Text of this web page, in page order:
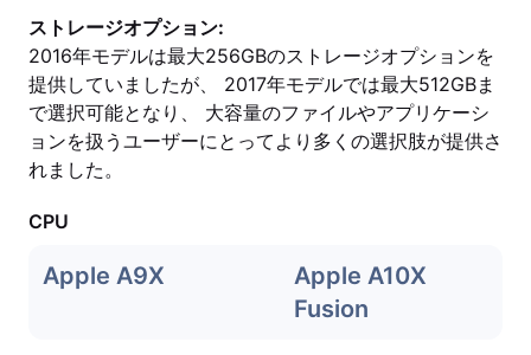
ストレージオプション:
2016年モデルは最大256GBのストレージオプションを
提供していましたが、 2017年モデルでは最大512GBま
で選択可能となり、 大容量のファイルやアプリケーシ
ョンを扱うユーザーにとってより多くの選択肢が提供さ
れました。
CPU
Apple A9X
Apple A10X
Fusion